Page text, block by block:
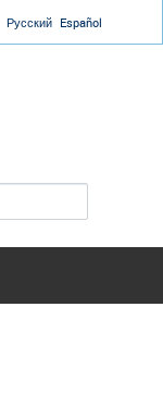
Русский Español